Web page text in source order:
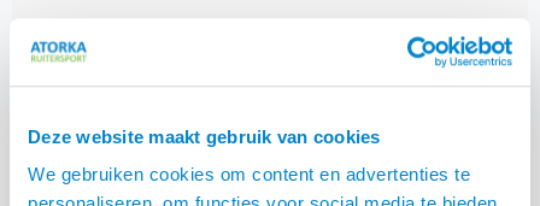
Deze website maakt gebruik van cookies
We gebruiken cookies om content en advertenties te